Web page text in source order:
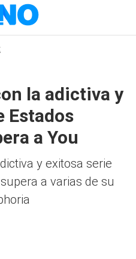
la adictiva y
Estados
a You
y exitosa serie
a varias de su